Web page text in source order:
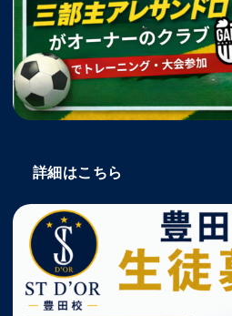
詳細はこちら